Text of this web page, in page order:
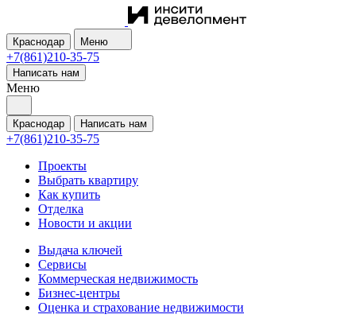
Краснодар Меню
+7(861)210-35-75
Написать нам
Меню
Краснодар Написать нам
+7(861)210-35-75
Проекты
Выбрать квартиру
Как купить
Отделка
Новости и акции
Выдача ключей
Сервисы
Коммерческая недвижимость
Бизнес-центры
Оценка и страхование недвижимости